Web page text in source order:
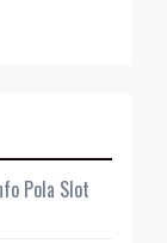
Pola Slot